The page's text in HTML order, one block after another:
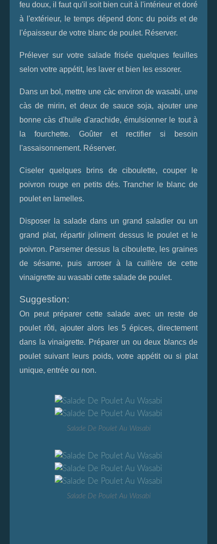
feu doux, il faut qu'il soit bien cuit à l'intérieur et doré
à l'extérieur, le temps dépend donc du poids et de
l'épaisseur de votre blanc de poulet. Réserver.
Prélever sur votre salade frisée quelques feuilles
selon votre appétit, les laver et bien les essorer.
Dans un bol, mettre une càc environ de wasabi, une
càs de mirin, et deux de sauce soja, ajouter une
bonne càs d'huile d'arachide, émulsionner le tout à
la fourchette. Goûter et rectifier si besoin
l'assaisonnement. Réserver.
Ciseler quelques brins de ciboulette, couper le
poivron rouge en petits dés. Trancher le blanc de
poulet en lamelles.
Disposer la salade dans un grand saladier ou un
grand plat, répartir joliment dessus le poulet et le
poivron. Parsemer dessus la ciboulette, les graines
de sésame, puis arroser à la cuillère de cette
vinaigrette au wasabi cette salade de poulet.
Suggestion:
On peut préparer cette salade avec un reste de
poulet rôti, ajouter alors les 5 épices, directement
dans la vinaigrette. Préparer un ou deux blancs de
poulet suivant leurs poids, votre appétit ou si plat
unique, entrée ou non.
Salade De Poulet Au Wasabi
Salade De Poulet Au Wasabi